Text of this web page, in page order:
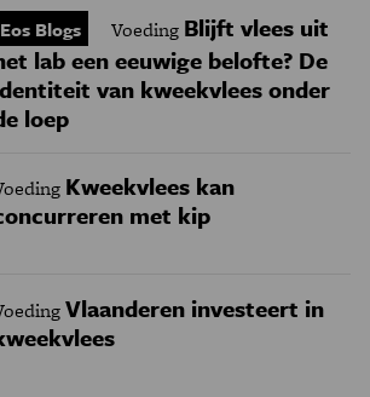
Eos Blogs Voeding Blijft vlees uit
lab een eeuwige belofte? De
van kweekvlees onder
loep
Kweekvlees kan
met kip
Vlaanderen investeert in